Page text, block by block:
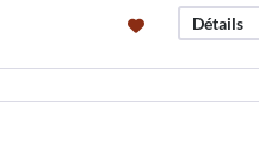
Détails